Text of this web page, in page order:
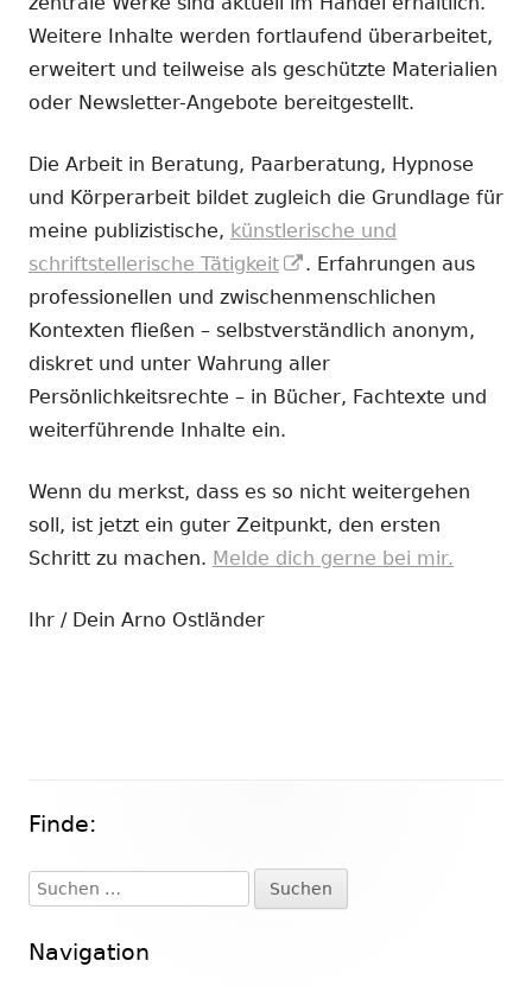
Weitere Inhalte werden fortlaufend überarbeitet,
erweitert und teilweise als geschützte Materialien
oder Newsletter-Angebote bereitgestellt.
Die Arbeit in Beratung, Paarberatung, Hypnose
und Körperarbeit bildet zugleich die Grundlage für
meine publizistische, künstlerische und
schriftstellerische Tätigkeit
In
neuem
Fenster
öffnen
. Erfahrungen aus
professionellen und zwischenmenschlichen
Kontexten fließen – selbstverständlich anonym,
diskret und unter Wahrung aller
Persönlichkeitsrechte – in Bücher, Fachtexte und
weiterführende Inhalte ein.
Wenn du merkst, dass es so nicht weitergehen
soll, ist jetzt ein guter Zeitpunkt, den ersten
Schritt zu machen. Melde dich gerne bei mir.
Ihr / Dein Arno Ostländer
Haupt-
Seitenleiste
Finde:
Suchen
nach:
Navigation